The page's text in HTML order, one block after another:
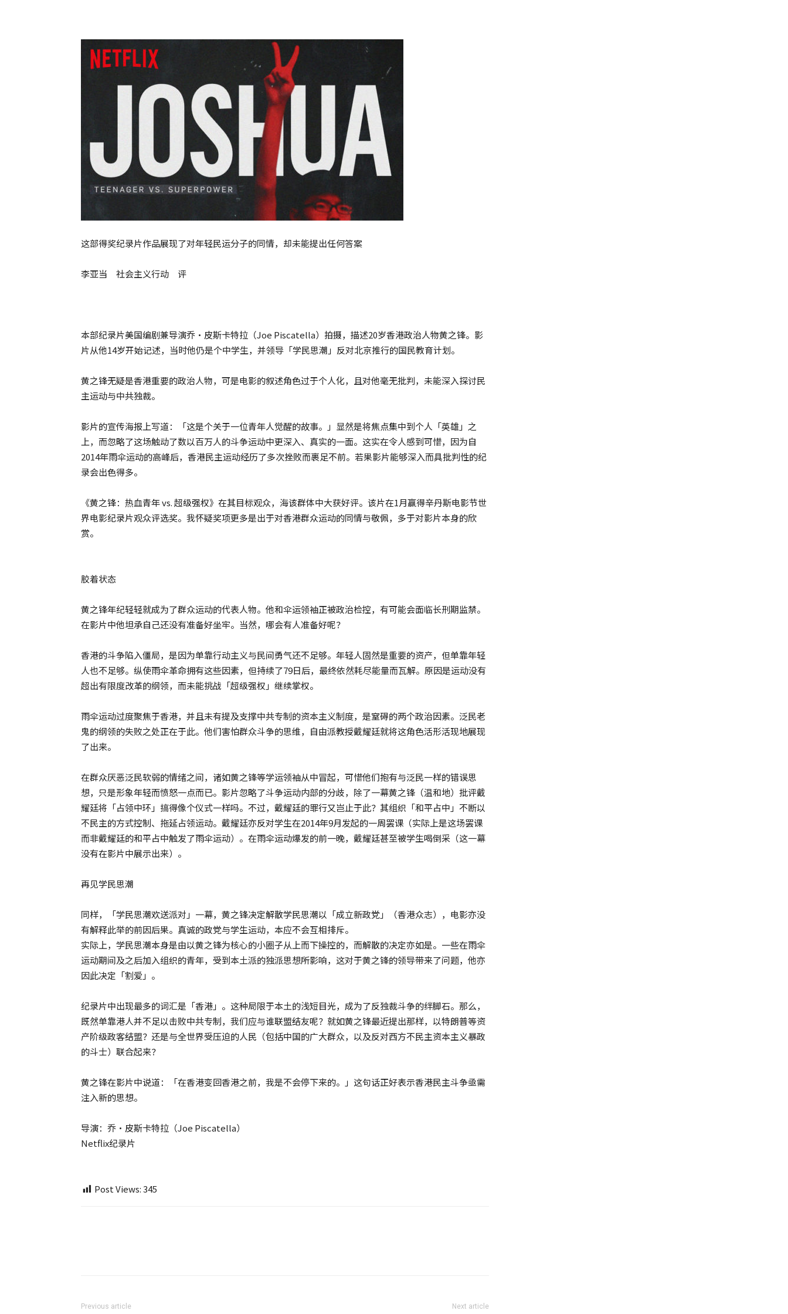
这部得奖纪录片作品展现了对年轻民运分子的同情，却未能提出任何答案
李亚当 社会主义行动 评
本部纪录片美国编剧兼导演乔‧皮斯卡特拉（Joe Piscatella）拍摄，描述20岁香港政治人物黄之锋。影
片从他14岁开始记述，当时他仍是个中学生，并领导「学民思潮」反对北京推行的国民教育计划。
黄之锋无疑是香港重要的政治人物，可是电影的叙述角色过于个人化，且对他毫无批判，未能深入探讨民
主运动与中共独裁。
影片的宣传海报上写道：「这是个关于一位青年人觉醒的故事。」显然是将焦点集中到个人「英雄」之
上，而忽略了这场触动了数以百万人的斗争运动中更深入、真实的一面。这实在令人感到可惜，因为自
2014年雨伞运动的高峰后，香港民主运动经历了多次挫败而裹足不前。若果影片能够深入而具批判性的纪
录会出色得多。
《黄之锋：热血青年 vs. 超级强权》在其目标观众，海该群体中大获好评。该片在1月赢得辛丹斯电影节世
界电影纪录片观众评选奖。我怀疑奖项更多是出于对香港群众运动的同情与敬佩，多于对影片本身的欣
赏。
胶着状态
黄之锋年纪轻轻就成为了群众运动的代表人物。他和伞运领袖正被政治检控，有可能会面临长刑期监禁。
在影片中他坦承自己还没有准备好坐牢。当然，哪会有人准备好呢？
香港的斗争陷入僵局，是因为单靠行动主义与民间勇气还不足够。年轻人固然是重要的资产，但单靠年轻
人也不足够。纵使雨伞革命拥有这些因素，但持续了79日后，最终依然耗尽能量而瓦解。原因是运动没有
超出有限度改革的纲领，而未能挑战「超级强权」继续掌权。
雨伞运动过度聚焦于香港，并且未有提及支撑中共专制的资本主义制度，是窒碍的两个政治因素。泛民老
鬼的纲领的失败之处正在于此。他们害怕群众斗争的思维，自由派教授戴耀廷就将这角色活形活现地展现
了出来。
在群众厌恶泛民软弱的情绪之间，诸如黄之锋等学运领袖从中冒起，可惜他们抱有与泛民一样的错误思
想，只是形象年轻而愤怒一点而已。影片忽略了斗争运动内部的分歧，除了一幕黄之锋（温和地）批评戴
耀廷将「占领中环」搞得像个仪式一样吗。不过，戴耀廷的罪行又岂止于此？其组织「和平占中」不断以
不民主的方式控制、拖延占领运动。戴耀廷亦反对学生在2014年9月发起的一周罢课（实际上是这场罢课
而非戴耀廷的和平占中触发了雨伞运动）。在雨伞运动爆发的前一晚，戴耀廷甚至被学生喝倒采（这一幕
没有在影片中展示出来）。
再见学民思潮
同样，「学民思潮欢送派对」一幕，黄之锋决定解散学民思潮以「成立新政党」（香港众志），电影亦没
有解释此举的前因后果。真诚的政党与学生运动，本应不会互相排斥。
实际上，学民思潮本身是由以黄之锋为核心的小圈子从上而下操控的，而解散的决定亦如是。一些在雨伞
运动期间及之后加入组织的青年，受到本土派的独派思想所影响，这对于黄之锋的领导带来了问题，他亦
因此决定「割爱」。
纪录片中出现最多的词汇是「香港」。这种局限于本土的浅短目光，成为了反独裁斗争的绊脚石。那么，
既然单靠港人并不足以击败中共专制，我们应与谁联盟结友呢？就如黄之锋最近提出那样，以特朗普等资
产阶级政客结盟？还是与全世界受压迫的人民（包括中国的广大群众，以及反对西方不民主资本主义暴政
的斗士）联合起来？
黄之锋在影片中说道：「在香港变回香港之前，我是不会停下来的。」这句话正好表示香港民主斗争亟需
注入新的思想。
导演：乔‧皮斯卡特拉（Joe Piscatella）
Netflix纪录片
Post Views:345
Previous article Next article